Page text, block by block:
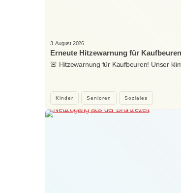
Kinder Senioren Soziales
3. August 2026
Erneute Hitzewarnung für Kaufbeuren
🚨 Hitzewarnung für Kaufbeuren! Unser